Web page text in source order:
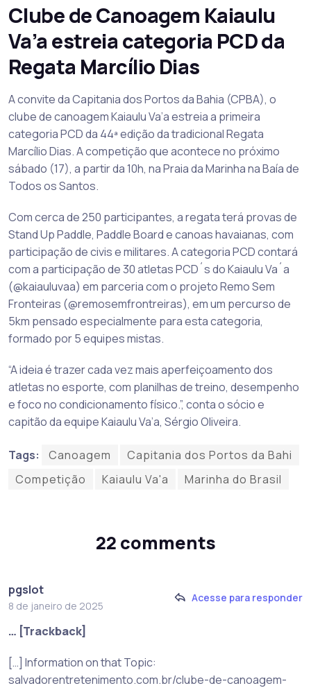
Clube de Canoagem Kaiaulu
Va’a estreia categoria PCD da
Regata Marcílio Dias
A convite da Capitania dos Portos da Bahia (CPBA), o
clube de canoagem Kaiaulu Va’a estreia a primeira
categoria PCD da 44ª edição da tradicional Regata
Marcílio Dias. A competição que acontece no próximo
sábado (17), a partir da 10h, na Praia da Marinha na Baía de
Todos os Santos.
Com cerca de 250 participantes, a regata terá provas de
Stand Up Paddle, Paddle Board e canoas havaianas, com
participação de civis e militares. A categoria PCD contará
com a participação de 30 atletas PCD´s do Kaiaulu Va´a
(@kaiauluvaa) em parceria com o projeto Remo Sem
Fronteiras (@remosemfrontreiras), em um percurso de
5km pensado especialmente para esta categoria,
formado por 5 equipes mistas.
“A ideia é trazer cada vez mais aperfeiçoamento dos
atletas no esporte, com planilhas de treino, desempenho
e foco no condicionamento físico.”, conta o sócio e
capitão da equipe Kaiaulu Va’a, Sérgio Oliveira.
Tags: Canoagem
Capitania dos Portos da Bahi
Competição
Kaiaulu Va'a Marinha do Brasil
22 comments
pgslot
8 de janeiro de 2025
Acesse para responder
… [Trackback]
[…] Information on that Topic:
salvadorentretenimento.com.br/clube-de-canoagem-